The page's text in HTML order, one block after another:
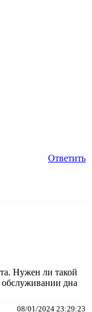
Ответить
Нужен ли такой
обслуживании дна
08/01/2024 23:29:23